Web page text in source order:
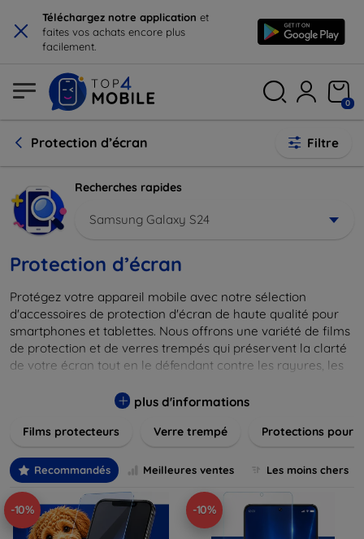
× Téléchargez notre application et
faites vos achats encore plus
facilement.
0
Protection d’écran Filtre
Recherches rapides
Samsung Galaxy S24
Protection d’écran
Protégez votre appareil mobile avec notre sélection
d'accessoires de protection d'écran de haute qualité pour
smartphones et tablettes. Nous offrons une variété de films
de protection et de verres trempés qui préservent la clarté
de votre écran tout en le défendant contre les rayures, les
s'adapter parfaitement à votre appareil, garantissant une
compromis sur la sensibilité tactile. Explorez notre gamme
besoins et assurez-vous que votre écran reste comme neuf,
longtemps.
plus d'informations
Films protecteurs Verre trempé Protections pour
Recommandés Meilleures ventes Les moins chers
-10% -10%